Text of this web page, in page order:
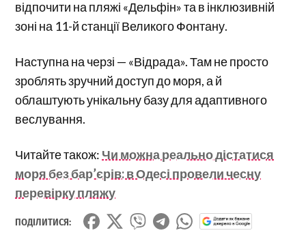
відпочити на пляжі «Дельфін» та в інклюзивній
зоні на 11-й станції Великого Фонтану.
Наступна на черзі — «Відрада». Там не просто
зроблять зручний доступ до моря, а й
облаштують унікальну базу для адаптивного
веслування.
Читайте також: Чи можна реально дістатися
моря без бар’єрів: в Одесі провели чесну
перевірку пляжу
ПОДІЛИТИСЯ: